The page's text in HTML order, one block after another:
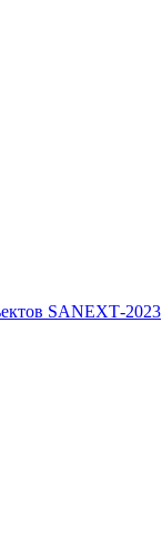
SANEXТ-2023